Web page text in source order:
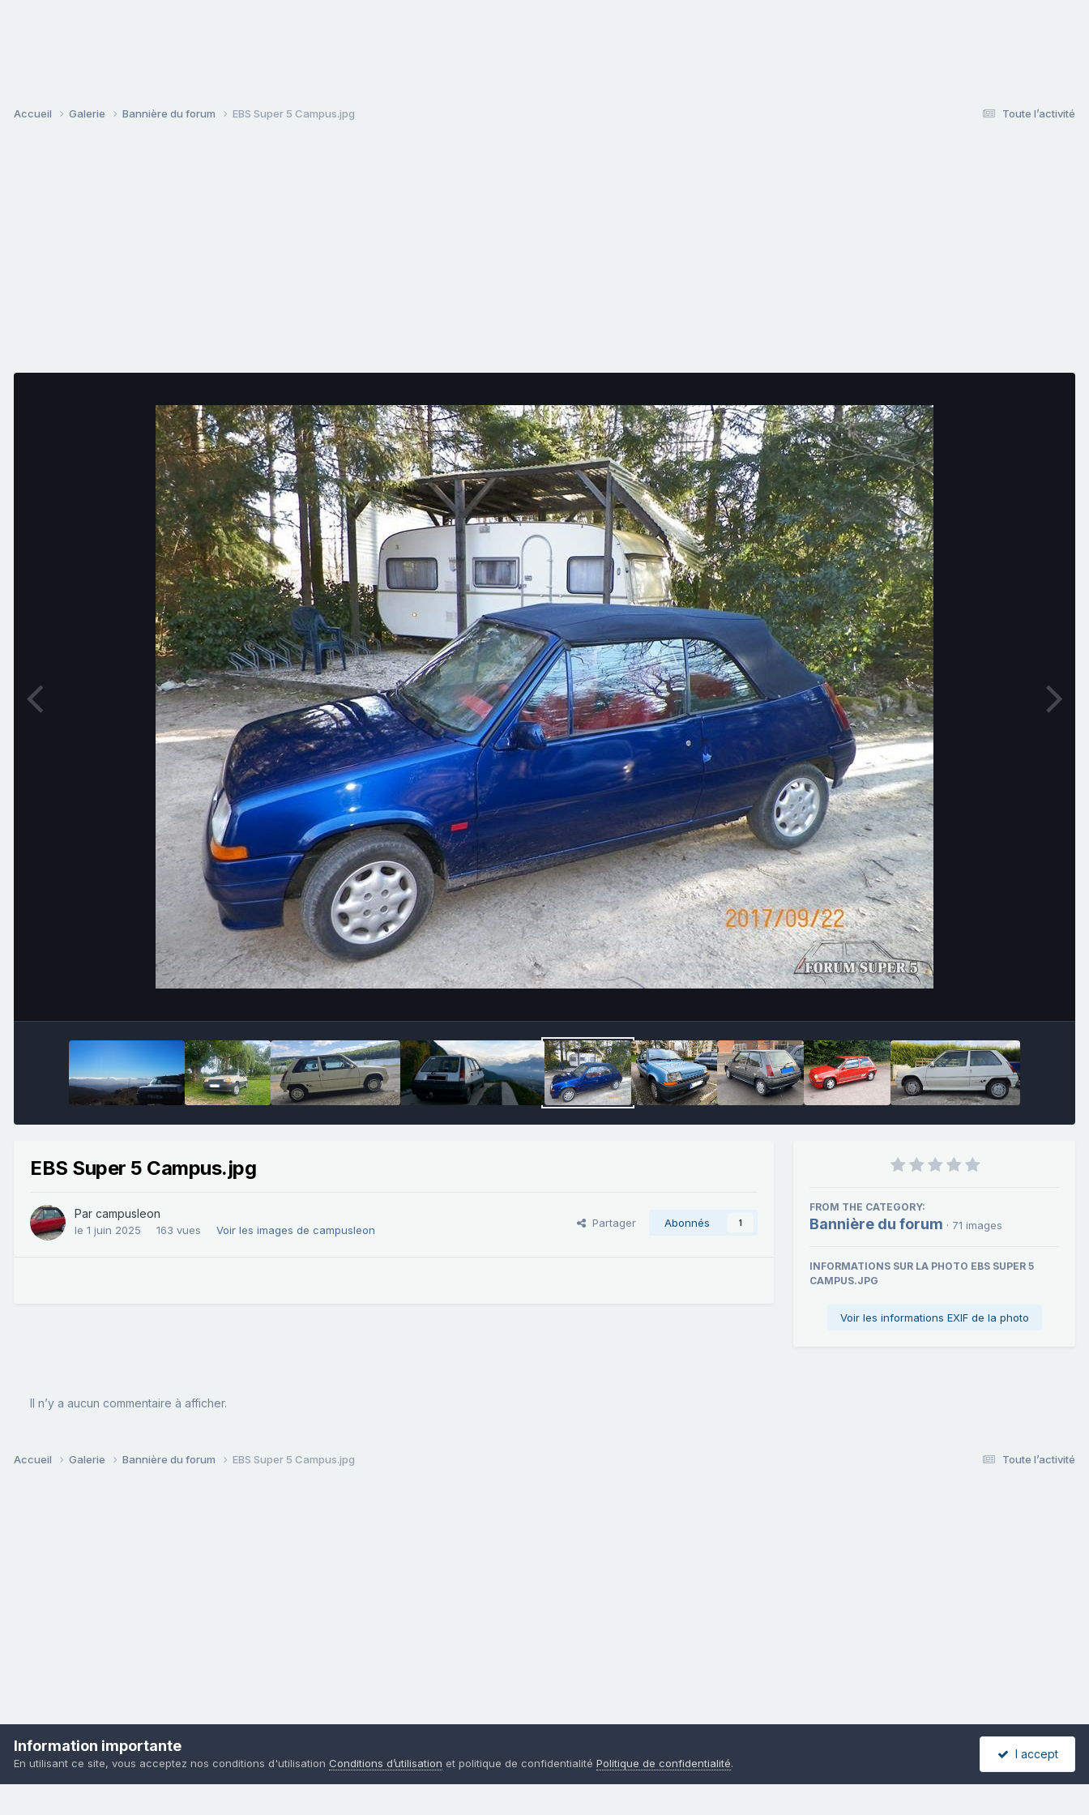
Toute l’activité
Accueil Galerie Bannière du forum EBS Super 5 Campus.jpg
EBS Super 5 Campus.jpg
Par campusleon
le 1 juin 2025 163 vues Voir les images de campusleon
Partager Abonnés 1
FROM THE CATEGORY:
Bannière du forum · 71 images
INFORMATIONS SUR LA PHOTO EBS SUPER 5
CAMPUS.JPG
Voir les informations EXIF de la photo
Il n’y a aucun commentaire à afficher.
Toute l’activité
Accueil Galerie Bannière du forum EBS Super 5 Campus.jpg
Hebergé par
Information importante
En utilisant ce site, vous acceptez nos conditions d'utilisation Conditions d’utilisation et politique de confidentialité Politique de confidentialité.
I accept